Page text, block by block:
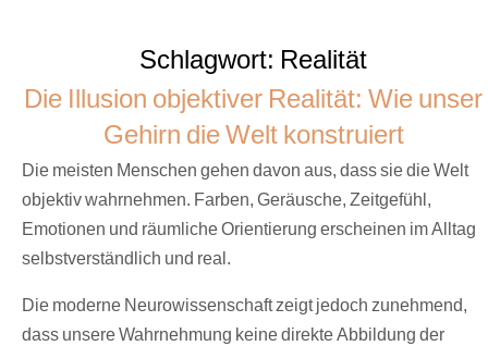
Schlagwort: Realität
Die Illusion objektiver Realität: Wie unser
Gehirn die Welt konstruiert
Die meisten Menschen gehen davon aus, dass sie die Welt
objektiv wahrnehmen. Farben, Geräusche, Zeitgefühl,
Emotionen und räumliche Orientierung erscheinen im Alltag
selbstverständlich und real.
Die moderne Neurowissenschaft zeigt jedoch zunehmend,
dass unsere Wahrnehmung keine direkte Abbildung der